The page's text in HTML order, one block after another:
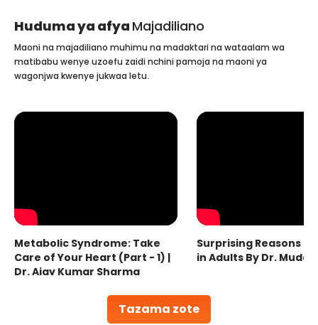
Huduma ya afya Majadiliano
Tazama zote
Maoni na majadiliano muhimu na madaktari na wataalam wa
matibabu wenye uzoefu zaidi nchini pamoja na maoni ya
wagonjwa kwenye jukwaa letu.
Metabolic Syndrome: Take
Care of Your Heart (Part - 1) |
Dr. Ajay Kumar Sharma
Surprising Reasons
in Adults By Dr.